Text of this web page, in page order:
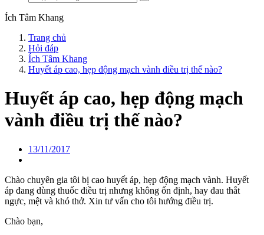
Ích Tâm Khang
Trang chủ
Hỏi đáp
Ích Tâm Khang
Huyết áp cao, hẹp động mạch vành điều trị thế nào?
Huyết áp cao, hẹp động mạch
vành điều trị thế nào?
13/11/2017
Chào chuyên gia tôi bị cao huyết áp, hẹp động mạch vành. Huyết
áp đang dùng thuốc điều trị nhưng không ổn định, hay đau thắt
ngực, mệt và khó thở. Xin tư vấn cho tôi hướng điều trị.
Chào bạn,